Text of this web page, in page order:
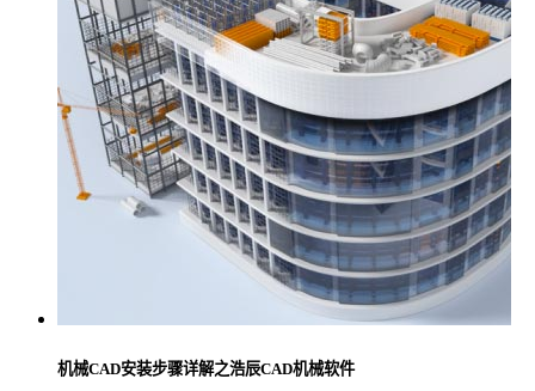
机械CAD安装步骤详解之浩辰CAD机械软件